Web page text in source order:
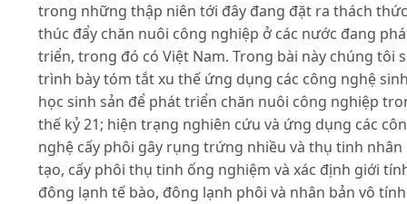
trong những thập niên tới đây đang đặt ra thách thức
thúc đẩy chăn nuôi công nghiệp ở các nước đang
triển, trong đó có Việt Nam. Trong bài này chúng tôi
trình bày tóm tắt xu thế ứng dụng các công nghệ
học sinh sản để phát triển chăn nuôi công nghiệp
thế kỷ 21; hiện trạng nghiên cứu và ứng dụng các
nghệ cấy phôi gây rụng trứng nhiều và thụ tinh nhân
tạo, cấy phôi thụ tinh ống nghiệm và xác định giới
đông lạnh tế bào, đông lạnh phôi và nhân bản vô tính